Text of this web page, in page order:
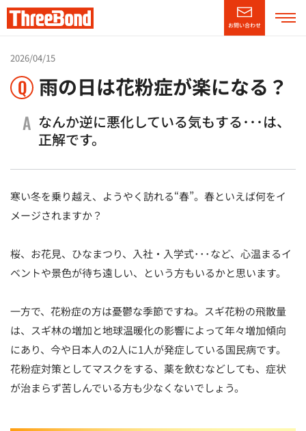
お問い合わせ
企業情報
製品情報
技術・サポート情報
採用情報
（別窓で開く）
English
2026/04/15
Q 雨の日は花粉症が楽になる？
A なんか逆に悪化している気もする･･･は、
正解です。
寒い冬を乗り越え、ようやく訪れる“春”。春といえば何をイ
メージされますか？
桜、お花見、ひなまつり、入社・入学式･･･など、心温まるイ
ベントや景色が待ち遠しい、という方もいるかと思います。
一方で、花粉症の方は憂鬱な季節ですね。スギ花粉の飛散量
は、スギ林の増加と地球温暖化の影響によって年々増加傾向
にあり、今や日本人の2人に1人が発症している国民病です。
花粉症対策としてマスクをする、薬を飲むなどしても、症状
が治まらず苦しんでいる方も少なくないでしょう。